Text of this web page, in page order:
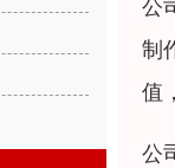
公
制
值
公